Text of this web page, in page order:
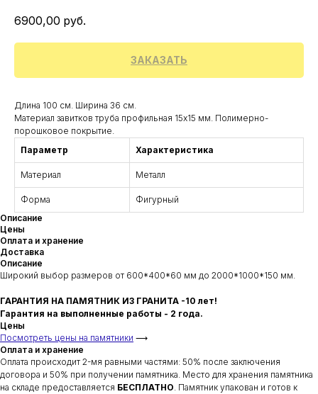
6900,00 руб.
ЗАКАЗАТЬ
Длина 100 см. Ширина 36 см.
Материал завитков труба профильная 15х15 мм. Полимерно-
порошковое покрытие.
Параметр
Характеристика
Материал Металл
Форма
Фигурный
Описание
Цены
Оплата и хранение
Доставка
Описание
Широкий выбор размеров от 600*400*60 мм до 2000*1000*150 мм.
ГАРАНТИЯ НА ПАМЯТНИК ИЗ ГРАНИТА -10 лет!
Гарантия на выполненные работы - 2 года.
Цены
Посмотреть цены на памятники ⟶
Оплата и хранение
Оплата происходит 2-мя равными частями: 50% после заключения
договора и 50% при получении памятника. Место для хранения памятника
на складе предоставляется БЕСПЛАТНО. Памятник упакован и готов к